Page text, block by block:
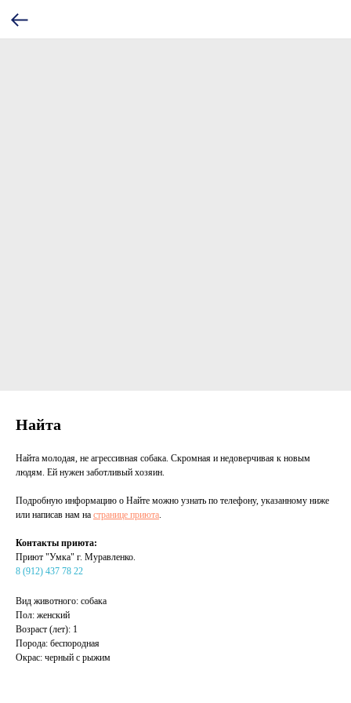
Найта
Найта молодая, не агрессивная собака. Скромная и недоверчивая к новым
людям. Ей нужен заботливый хозяин.
Подробную информацию о Найте можно узнать по телефону, указанному ниже
или написав нам на странице приюта.
Контакты приюта:
Приют "Умка" г. Муравленко.
8 (912) 437 78 22
Вид животного: собака
Пол: женский
Возраст (лет): 1
Порода: беспородная
Окрас: черный с рыжим